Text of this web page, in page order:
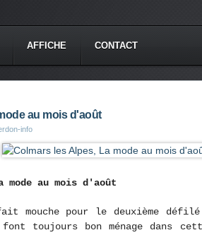
AFFICHE CONTACT
au mois d'août
info
mode au mois d'août
mouche pour le deuxième
toujours bon ménage dans